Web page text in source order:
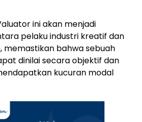
ini akan menjadi
pelaku industri kreatif dan
memastikan bahwa sebuah
dinilai secara objektif dan
kucuran modal